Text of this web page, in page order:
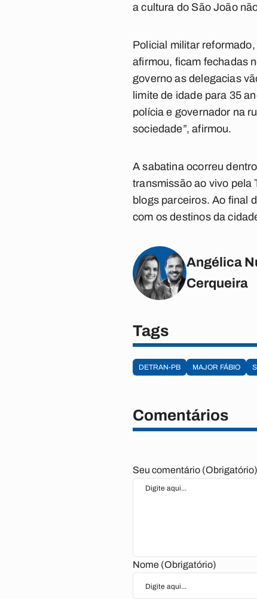
a cultura do São João
Policial militar
afirmou, ficam fechadas
governo as delegacias
limite de idade para 35
polícia e governador na
sociedade”, afirmou.
A sabatina ocorreu
transmissão ao vivo pela
blogs parceiros. Ao final
com os destinos da
Angélica
Cerqueira
Tags
DETRAN-PB MAJOR FÁBIO
Comentários
Seu comentário (Obrigatório)
Nome (Obrigatório)